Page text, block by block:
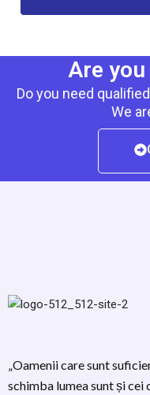
Are
Do you need
We
„Oamenii care sunt
schimba lumea sunt și cei